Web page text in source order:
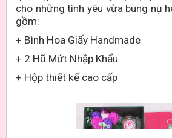
cho những tình yêu vừa bung nụ
gồm:
+ Bình Hoa Giấy Handmade
+ 2 Hũ Mứt Nhập Khẩu
+ Hộp thiết kế cao cấp